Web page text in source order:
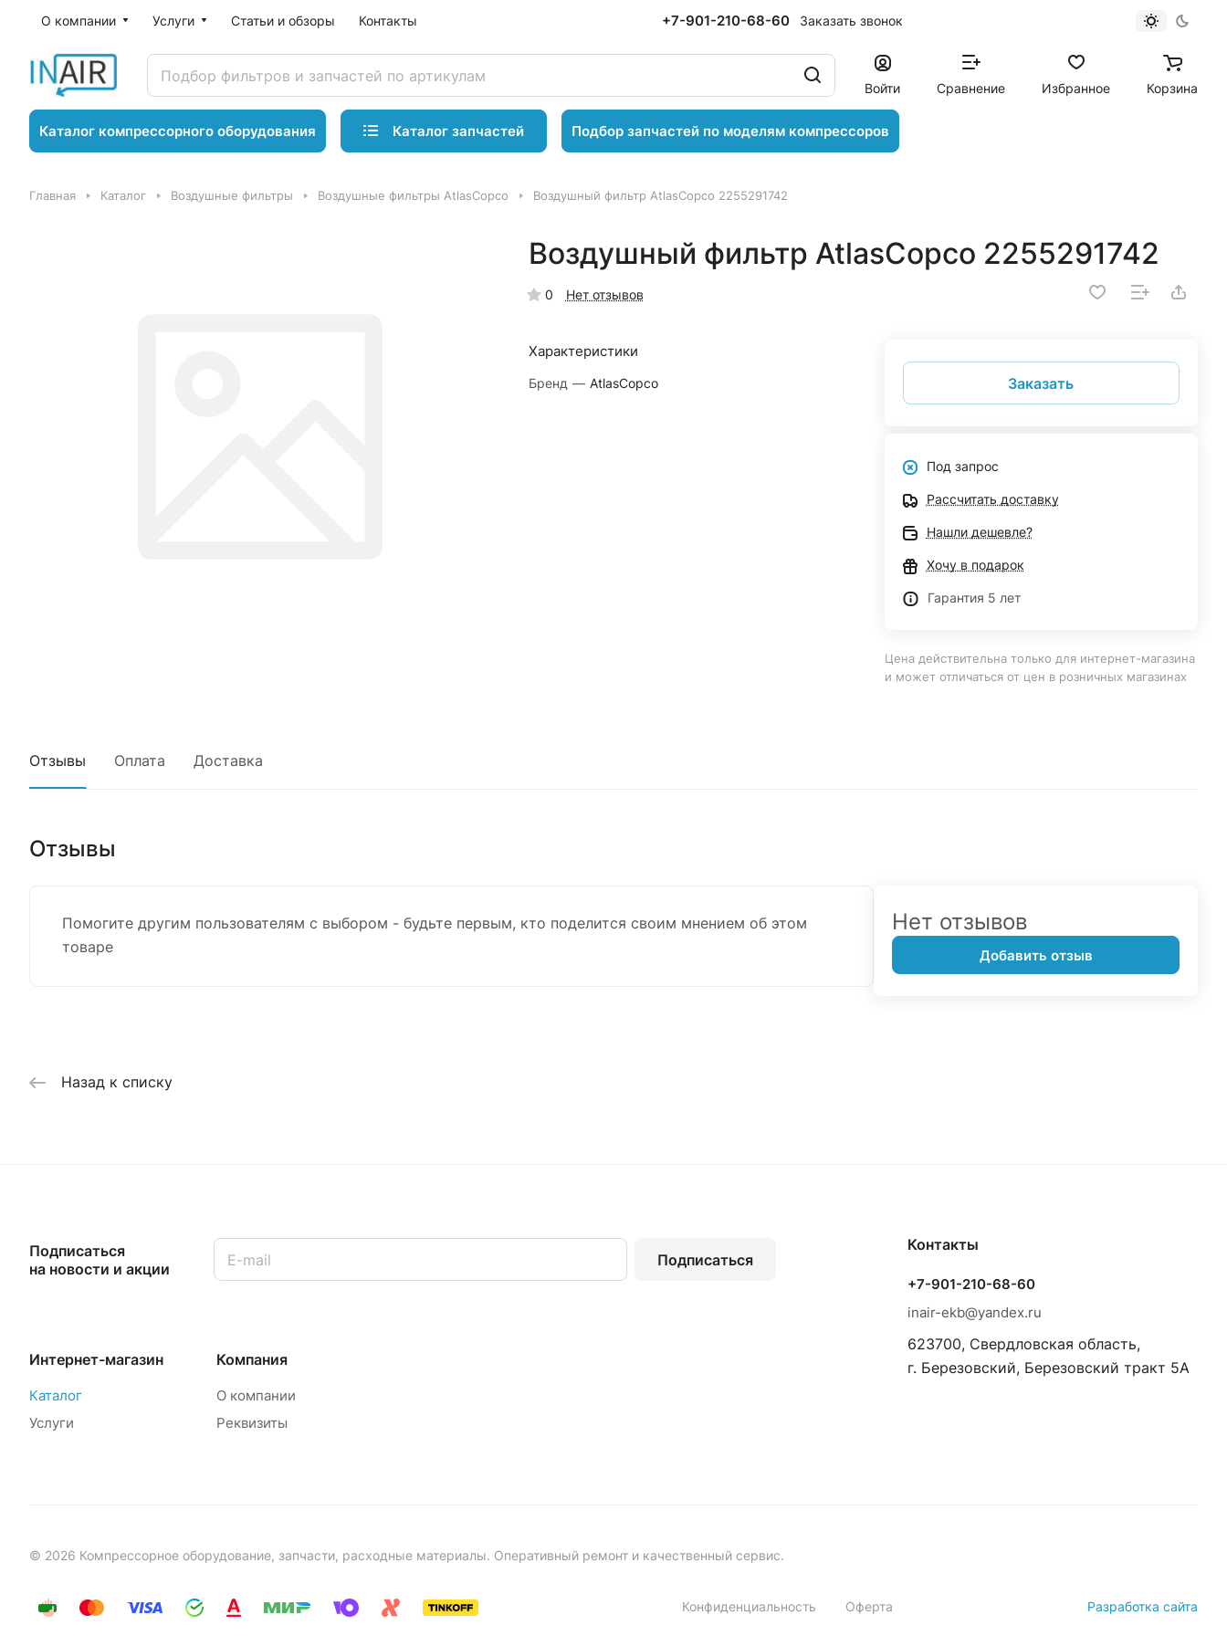
О компании Услуги Статьи и обзоры Контакты +7-901-210-68-60 Заказать звонок
Войти Сравнение Избранное Корзина
Каталог компрессорного оборудования Каталог запчастей Подбор запчастей по моделям компрессоров
Главная Каталог Воздушные фильтры Воздушные фильтры AtlasCopco Воздушный фильтр AtlasCopco 2255291742
Воздушный фильтр AtlasCopco 2255291742
0 Нет отзывов
Характеристики
Бренд — AtlasCopco Заказать
Под запрос
Рассчитать доставку
Нашли дешевле?
Хочу в подарок
Гарантия 5 лет
Цена действительна только для интернет-магазина
и может отличаться от цен в розничных магазинах
Отзывы Оплата Доставка
Отзывы
Помогите другим пользователям с выбором - будьте первым, кто поделится своим мнением об этом
товаре
Нет отзывов
Добавить отзыв
Назад к списку
Подписаться
на новости и акции
Подписаться
Интернет-магазин
Каталог
Услуги
Компания
О компании
Реквизиты
Контакты
+7-901-210-68-60
inair-ekb@yandex.ru
623700, Свердловская область,
г. Березовский, Березовский тракт 5А
© 2026 Компрессорное оборудование, запчасти, расходные материалы. Оперативный ремонт и качественный сервис.
Конфиденциальность Оферта Разработка сайта